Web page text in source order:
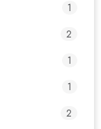
1
2
1
1
2